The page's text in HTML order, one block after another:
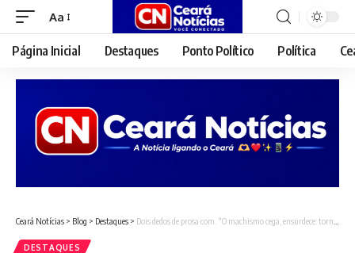
Font
Resizer
Aa
Página Inicial Destaques Ponto Político Política
Ceará Notícias > Blog > Destaques > Dois dedos de prosa com. “O machismo cega, ensurdece: torna o diálogo impossível”
DESTAQUES